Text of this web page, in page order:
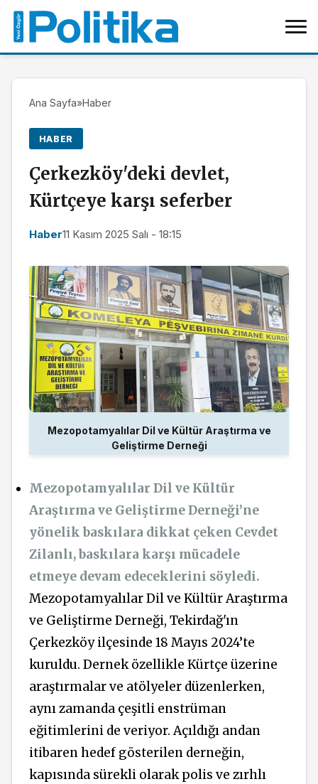
Ana Sayfa»Haber
HABER
Çerkezköy'deki devlet,
Kürtçeye karşı seferber
Haber11 Kasım 2025 Salı - 18:15
Mezopotamyalılar Dil ve Kültür Araştırma ve
Geliştirme Derneği
Mezopotamyalılar Dil ve Kültür
Araştırma ve Geliştirme Derneği’ne
yönelik baskılara dikkat çeken Cevdet
Zilanlı, baskılara karşı mücadele
etmeye devam edeceklerini söyledi.
Mezopotamyalılar Dil ve Kültür Araştırma
ve Geliştirme Derneği, Tekirdağ'ın
Çerkezköy ilçesinde 18 Mayıs 2024’te
kuruldu. Dernek özellikle Kürtçe üzerine
araştırmalar ve atölyeler düzenlerken,
aynı zamanda çeşitli enstrüman
eğitimlerini de veriyor. Açıldığı andan
itibaren hedef gösterilen derneğin,
kapısında sürekli olarak polis ve zırhlı